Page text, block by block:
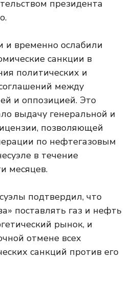
президента
временно ослабили
санкции в
политических и
между
и оппозицией. Это
выдачу генеральной и
позволяющей
по нефтегазовым
в течение
месяцев.
подтвердил, что
поставлять газ и нефть
рынок, и
отмене всех
санкций против его